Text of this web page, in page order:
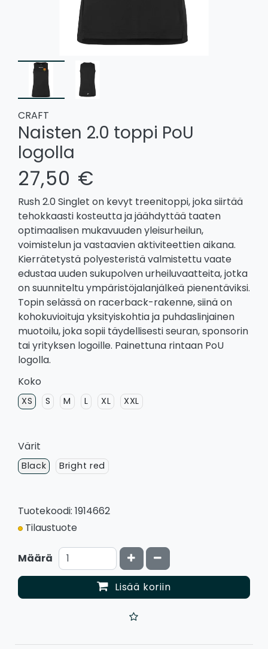
CRAFT
Naisten 2.0 toppi PoU
logolla
27,50 €
Rush 2.0 Singlet on kevyt treenitoppi, joka siirtää
tehokkaasti kosteutta ja jäähdyttää taaten
optimaalisen mukavuuden yleisurheilun,
voimistelun ja vastaavien aktiviteettien aikana.
Kierrätetystä polyesteristä valmistettu vaate
edustaa uuden sukupolven urheiluvaatteita, jotka
on suunniteltu ympäristöjalanjälkeä pienentäviksi.
Topin selässä on racerback-rakenne, siinä on
kohokuvioituja yksityiskohtia ja puhdaslinjainen
muotoilu, joka sopii täydellisesti seuran, sponsorin
tai yrityksen logoille. Painettuna rintaan PoU
logolla.
Koko
XS S M L XL XXL
Värit
Black Bright red
Tuotekoodi: 1914662
Tilaustuote
Määrä Kasvata määrää
Vähennä määrää
Lisää koriin